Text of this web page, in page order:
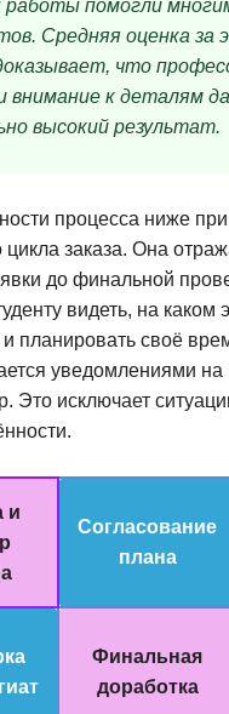
работы помогли
Средняя оценка за
что
внимание к деталям
высокий результат.
процесса ниже
цикла заказа. Она
до финальной
видеть, на каком
и планировать своё
уведомлениями на
Это исключает
и
Согласование
плана
Финальная
доработка